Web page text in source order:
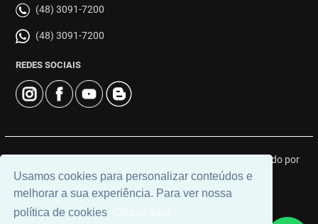
Usamos cookies para personalizar conteúdos e
melhorar a sua experiência. Para ver nossa
política de cookies
(48) 3091-7200
(48) 3091-7200
REDES SOCIAIS
© 2026 | BM Class Florianópolis | CRECI: 4919J | Desenvolvido por
Universal Software.